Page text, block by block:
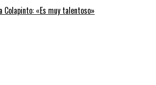
«Es muy talentoso»